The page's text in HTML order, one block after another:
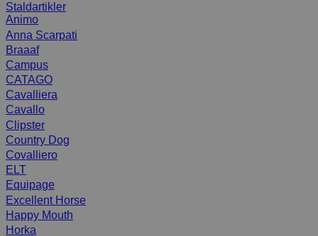
Staldartikler
Animo
Anna Scarpati
Braaaf
Campus
CATAGO
Cavalliera
Cavallo
Clipster
Country Dog
Covalliero
ELT
Equipage
Excellent Horse
Happy Mouth
Horka